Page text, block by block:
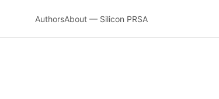
AuthorsAbout — Silicon PRSA